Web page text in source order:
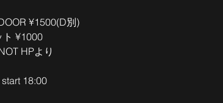
¥1500(D別)
ト ¥1000
HPより
18:00